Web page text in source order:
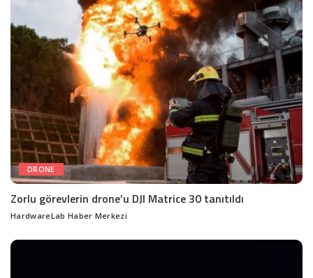
DRONE
Zorlu görevlerin drone’u DJI Matrice 30 tanıtıldı
Posted
HardwareLab Haber Merkezi